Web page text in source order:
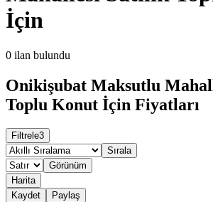
İçin
0 ilan bulundu
Onikişubat Maksutlu
Toplu Konut İçin Fiyatları
Filtrele3
Sırala
Görünüm
Harita
Kaydet
Paylaş